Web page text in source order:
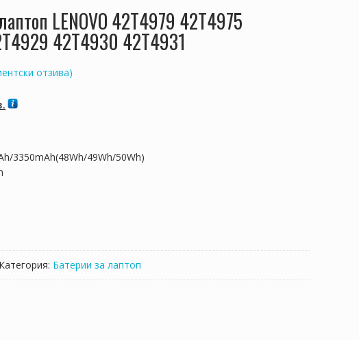
LENOVO 42T4979 42T4975
42T4930 42T4931
отзива)
Текущата
3350mAh(48Wh/49Wh/50Wh)
Категория: Батерии за лаптоп